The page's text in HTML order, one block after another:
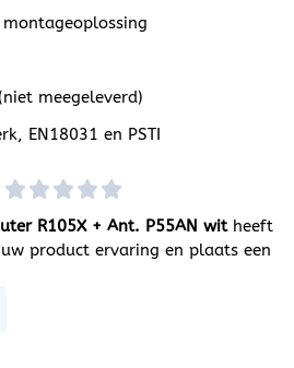
meegeleverd)
EN18031 en PSTI
R105X + Ant. P55AN wit heeft
product ervaring en plaats een